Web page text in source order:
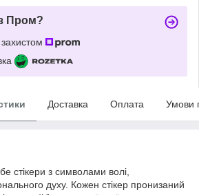
Пром?
Доставка Оплата Умови
стікери з символами волі,
духу. Кожен стікер пронизаний